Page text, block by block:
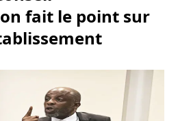
fait le point sur